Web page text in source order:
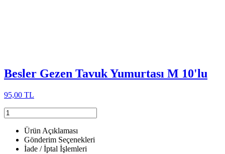
Besler Gezen Tavuk Yumurtası M 10'lu
95,00 TL
Ürün Açıklaması
Gönderim Seçenekleri
İade / İptal İşlemleri